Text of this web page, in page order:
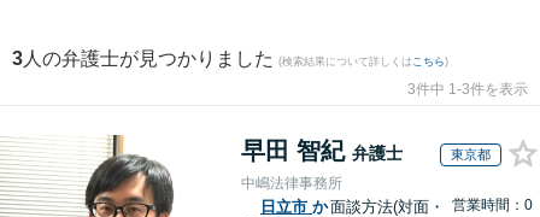
3 人の弁護士が見つかりました (検索結果について詳しくは こちら)
3件中 1-3件を表示
早田 智紀 弁護士 東京都
中嶋法律事務所
日立市 か面談方法(対面・
営業時間：0